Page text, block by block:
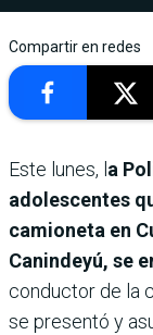
Compartir en redes
Este lunes, l a
adolescentes
camioneta en
Canindeyú, se
conductor de la
se presentó y